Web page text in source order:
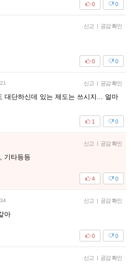
0
0
신고 | 공감 확인
0
0
신고 | 공감 확인
대단하신데 있는 제도는 쓰시지... 얼마
0
1
신고 | 공감 확인
기타등등
0
4
신고 | 공감 확인
아
0
0
신고 | 공감 확인